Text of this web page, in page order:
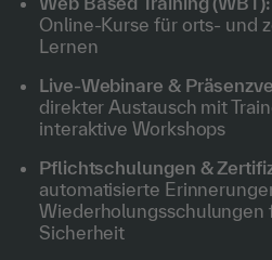
Online-Kurse für orts- und
Lernen
Live-Webinare &
direkter Austausch mit
interaktive Workshops
Pflichtschulungen &
automatisierte
Wiederholungsschulungen
Sicherheit